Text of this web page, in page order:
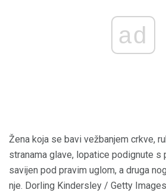
ad
Žena koja se bavi vežbanjem crkve,
stranama glave, lopatice podignute s
savijen pod pravim uglom, a druga
nje. Dorling Kindersley / Getty Images